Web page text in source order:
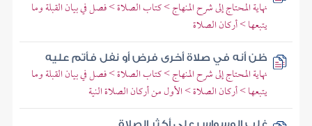
نهاية المحتاج إلى شرح المنهاج > كتاب الصلاة > فصل في بيان القبلة وما
يتبعها > أركان الصلاة
ظن أنه في صلاة أخرى فرض أو نفل فأتم عليه
نهاية المحتاج إلى شرح المنهاج > كتاب الصلاة > فصل في بيان القبلة وما
يتبعها > أركان الصلاة > الأول من أركان الصلاة النية